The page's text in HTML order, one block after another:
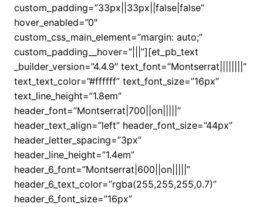
custom_padding=”33px||33px||false|false”
hover_enabled=”0″
custom_css_main_element=”margin: auto;”
custom_padding__hover=”|||”][et_pb_text
_builder_version=”4.4.9″ text_font=”Montserrat||||||||”
text_text_color=”#ffffff” text_font_size=”16px”
text_line_height=”1.8em”
header_font=”Montserrat|700||on|||||”
header_text_align=”left” header_font_size=”44px”
header_letter_spacing=”3px”
header_line_height=”1.4em”
header_6_font=”Montserrat|600||on|||||”
header_6_text_color=”rgba(255,255,255,0.7)”
header_6_font_size=”16px”